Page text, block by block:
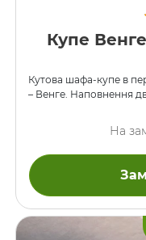
Купе
Кутова шафа-купе в
– Венге. Наповнення
На